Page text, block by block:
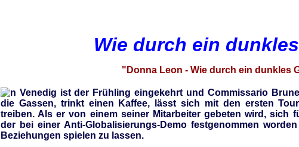
Wie durch ein
"Donna Leon - Wie durch ein dunkles
n Venedig ist der Frühling eingekehrt und Commissario
die Gassen, trinkt einen Kaffee, lässt sich mit den ersten
treiben. Als er von einem seiner Mitarbeiter gebeten wird, sich
der bei einer Anti-Globalisierungs-Demo festgenommen
Beziehungen spielen zu lassen.